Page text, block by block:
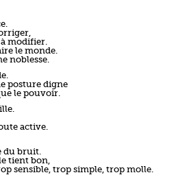
modifier.
le monde.
noblesse.
posture digne
le pouvoir.
active.
du bruit.
tient bon,
sensible, trop simple, trop molle.